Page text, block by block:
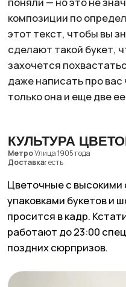
Цветочные с высокими
упаковками букетов и
просится в кадр. Кстати,
работают до 23:00
поздних сюрпризов.
КУЛЬТУРА ЦВЕТОВ
МетроУлица 1905 года
Доставка:есть